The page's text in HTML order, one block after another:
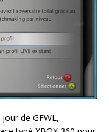
de GFWL,